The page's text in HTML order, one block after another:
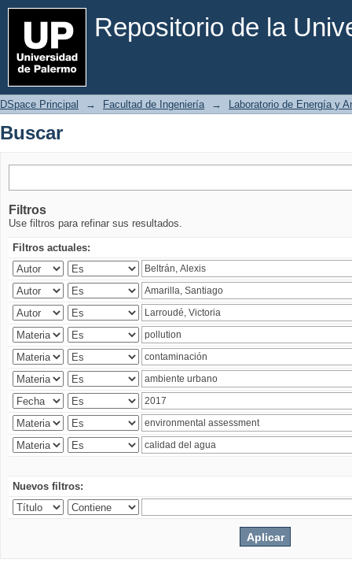
Repositorio de la
Buscar
DSpace Principal → Facultad de Ingeniería → Laboratorio de Energía y
Buscar
Filtros
Use filtros para refinar sus resultados.
Filtros actuales:
Nuevos filtros: